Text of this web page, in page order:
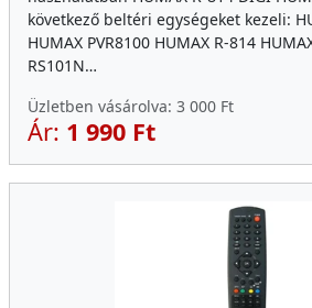
következő beltéri egységeket kezeli:
HUMAX PVR8100 HUMAX R-814
RS101N…
Üzletben vásárolva: 3 000 Ft
Ár: 1 990 Ft